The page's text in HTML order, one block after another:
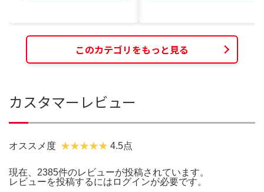
このカテゴリをもっと見る
カスタマーレビュー
オススメ度 4.5点
現在、2385件のレビューが投稿されています。
レビューを投稿するには ログインが必要です。